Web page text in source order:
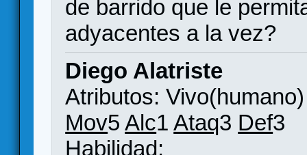
de barrido que le
adyacentes a la vez?
Diego Alatriste
Atributos: Vivo(humano)
Mov5Alc1Ataq3 Def3
Habilidad: